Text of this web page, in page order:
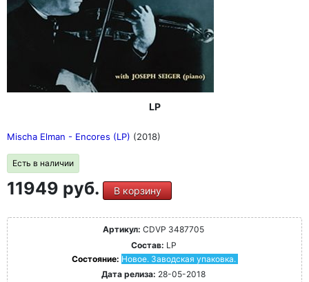
LP
Mischa Elman - Encores (LP) (2018)
Есть в наличии
11949 руб. В корзину
Артикул: CDVP 3487705
Состав: LP
Состояние: Новое. Заводская упаковка.
Дата релиза: 28-05-2018